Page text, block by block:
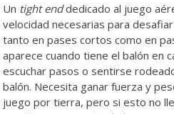
Un tight enddedicado al juego
velocidad necesarias para
tanto en pases cortos como en
aparece cuando tiene el balón en
escuchar pasos o sentirse
balón. Necesita ganar fuerza y
juego por tierra, pero si esto no